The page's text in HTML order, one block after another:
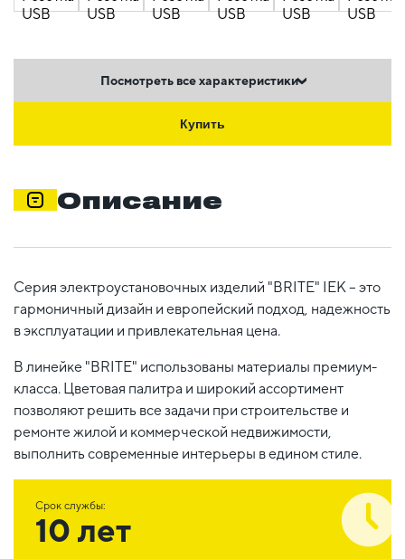
Посмотреть все характеристики
Купить
Описание
Серия электроустановочных изделий "BRITE" IEK – это
гармоничный дизайн и европейский подход, надежность
в эксплуатации и привлекательная цена.
В линейке "BRITE" использованы материалы премиум-
класса. Цветовая палитра и широкий ассортимент
позволяют решить все задачи при строительстве и
ремонте жилой и коммерческой недвижимости,
выполнить современные интерьеры в едином стиле.
Срок службы:
10 лет